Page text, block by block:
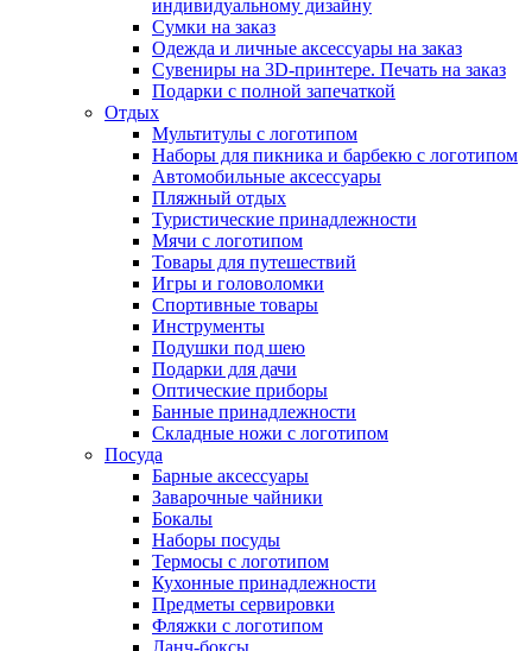
индивидуальному дизайну
Сумки на заказ
Одежда и личные аксессуары на заказ
Сувениры на 3D-принтере. Печать на заказ
Подарки с полной запечаткой
Отдых
Мультитулы с логотипом
Наборы для пикника и барбекю с логотипом
Автомобильные аксессуары
Пляжный отдых
Туристические принадлежности
Мячи с логотипом
Товары для путешествий
Игры и головоломки
Спортивные товары
Инструменты
Подушки под шею
Подарки для дачи
Оптические приборы
Банные принадлежности
Складные ножи с логотипом
Посуда
Барные аксессуары
Заварочные чайники
Бокалы
Наборы посуды
Термосы с логотипом
Кухонные принадлежности
Предметы сервировки
Фляжки с логотипом
Ланч-боксы